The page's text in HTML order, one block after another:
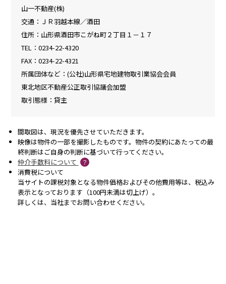
山一不動産(株)
交通 ：ＪＲ羽越本線／酒田
住所 ：山形県酒田市こがね町２丁目１－１７
TEL ：0234-22-4320
FAX ：0234-22-4321
所属団体など ：(公社)山形県宅地建物取引業協会会員
東北地区不動産公正取引協議会加盟
取引態様 ：貸主
間取図は、現況を優先させていただきます。
映像は物件の一部を撮影したものです。物件の契約にあたっての最
終判断はご自身の判断に基づいて行ってください。
仲介手数料について
？
消費税について
当サイトの課税対象となる物件価格およびその他費用等は、税込み
表示となっております（100円未満は切上げ）。
詳しくは、当社までお問い合わせください。